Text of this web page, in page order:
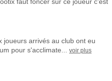
joueurs arrivés au club ont eu
pour s'acclimate...
voir plus